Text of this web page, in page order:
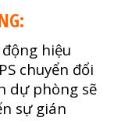
hiệu
chuyển đổi
dự phòng sẽ
sự gián